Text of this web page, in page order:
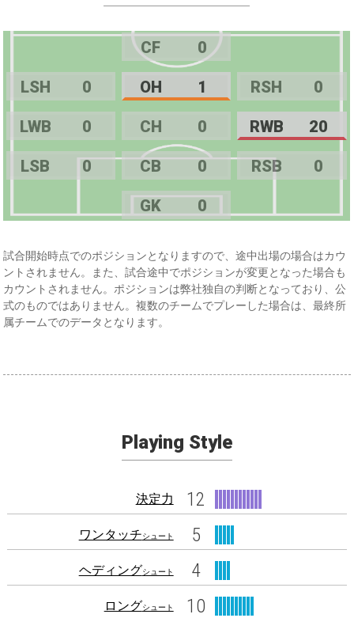
CF 0
LSH 0 OH 1 RSH 0
LWB 0 CH 0 RWB 20
LSB 0 CB 0 RSB 0
GK 0
試合開始時点でのポジションとなりますので、途中出場の場合はカウ
ントされません。また、試合途中でポジションが変更となった場合も
カウントされません。ポジションは弊社独自の判断となっており、公
式のものではありません。複数のチームでプレーした場合は、最終所
属チームでのデータとなります。
Playing Style
決定力 12
ワンタッチシュート 5
ヘディングシュート 4
ロングシュート 10